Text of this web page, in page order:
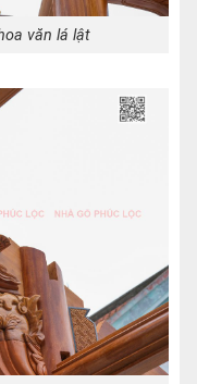
văn lá lật